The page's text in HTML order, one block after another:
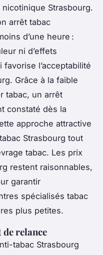
Strasbourg.
arrêt tabac
d’une heure :
ni d’effets
l’acceptabilité
Grâce à la faible
tabac, un arrêt
constaté dès la
approche attractive
Strasbourg tout
tabac. Les prix
restent raisonnables,
garantir
spécialisés tabac
plus petites.
relance
tabac Strasbourg